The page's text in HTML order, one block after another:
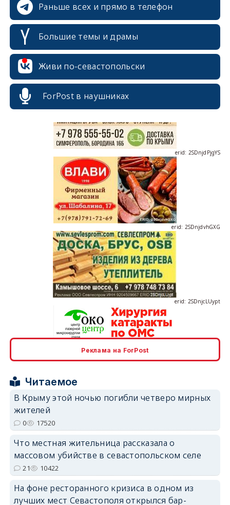
Раньше всех и прямо в телефон
Большие темы и драмы
Живи по-севастопольски
ForPost в наушниках
erid: 2SDnjcrDNw6
erid: 2SDnjdPjgYS
erid: 2SDnjdvhGXG
erid: 2SDnjdvhGXG
Реклама на ForPost
Читаемое
В Крыму этой ночью погибли четверо мирных
жителей
0 17520
Что местная жительница рассказала о
массовом убийстве в севастопольском селе
21 10422
На фоне ресторанного кризиса в одном из
лучших мест Севастополя открылся бар-